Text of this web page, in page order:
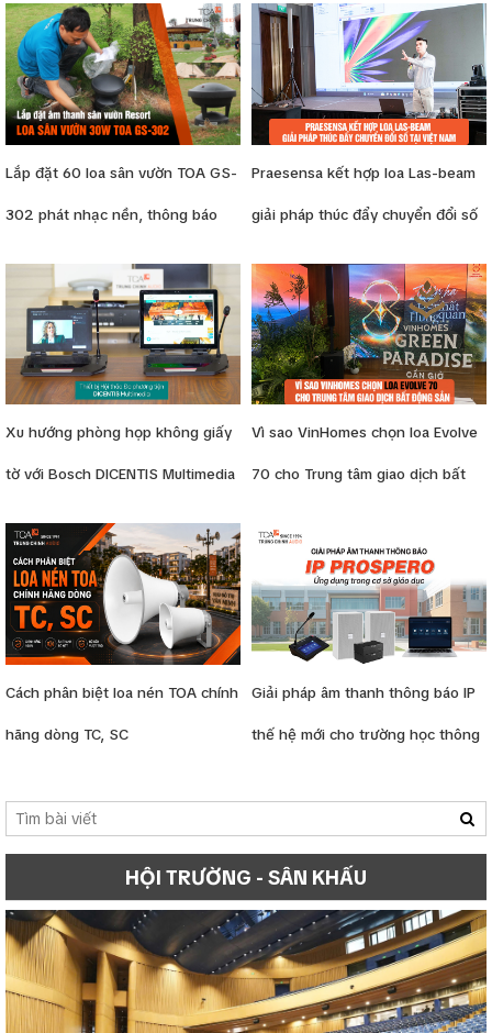
Lắp đặt 60 loa sân vườn TOA GS-
302 phát nhạc nền, thông báo
Praesensa kết hợp loa Las-beam
giải pháp thúc đẩy chuyển đổi số
Xu hướng phòng họp không giấy
tờ với Bosch DICENTIS Multimedia
Vì sao VinHomes chọn loa Evolve
70 cho Trung tâm giao dịch bất
Cách phân biệt loa nén TOA chính
hãng dòng TC, SC
Giải pháp âm thanh thông báo IP
thế hệ mới cho trường học thông
HỘI TRƯỜNG - SÂN KHẤU